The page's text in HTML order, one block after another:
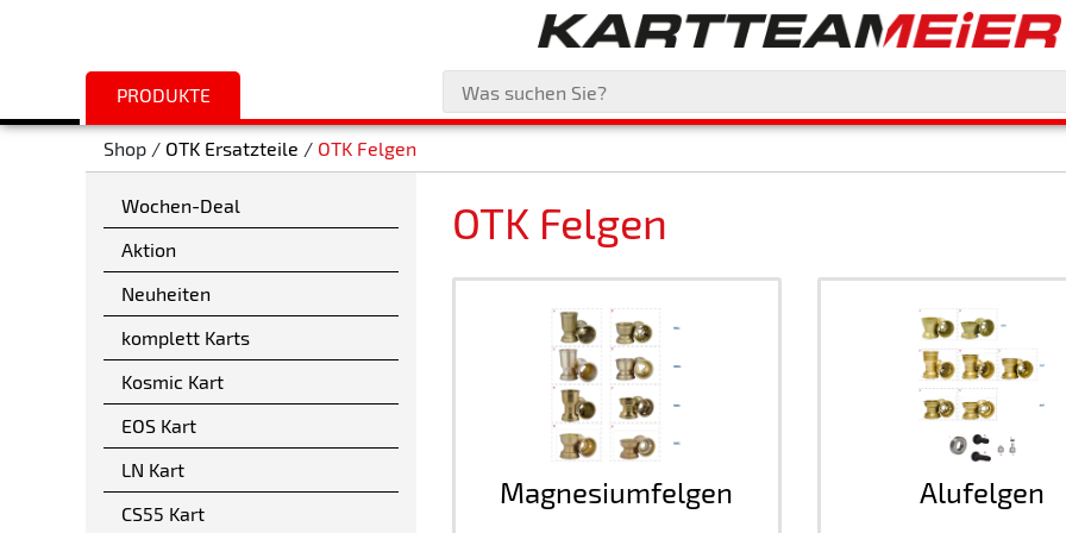
PRODUKTE
Shop / OTK Ersatzteile / OTK Felgen
Wochen-Deal
Aktion
Neuheiten
komplett Karts
Kosmic Kart
EOS Kart
LN Kart
CS55 Kart
OTK Felgen
Magnesiumfelgen Alufelgen